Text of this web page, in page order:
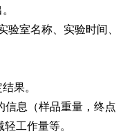
验室名称、实验时间
果。
息（样品重量，终
工作量等。